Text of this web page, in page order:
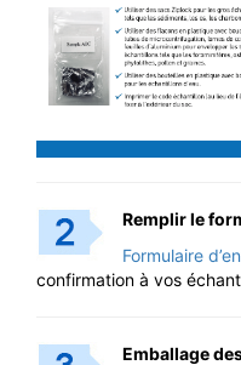
Remplir le
Formulaire
confirmation à vos
Emballage